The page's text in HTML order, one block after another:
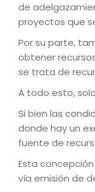
de
proyectos que
Por su parte,
obtener
se trata de
A todo esto,
Si bien las
donde hay un
fuente de
Esta
vía emisión de